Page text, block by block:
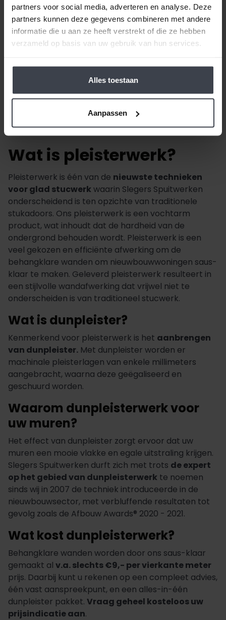
partners voor social media, adverteren en analyse. Deze
partners kunnen deze gegevens combineren met andere
informatie die u aan ze heeft verstrekt of die ze hebben
verzameld op basis van uw gebruik van hun services.
Alles toestaan
Aanpassen
Wat is pleisterwerk?
Pleisterwerk is één van de nieuwste technieken
voor glad stucwerk waarin Slegers Spuitwerken
onderscheidend is ten opzichte van traditionele
stukadoors. Ons pleisterwerk is een vochtarm
product, wat inhoudt dat de hardheid van de
ondergrond behouden wordt. Pleisterwerk is een
veel gekozen en efficiënte afwerking om de
behangklare wanden om nieuwbouwwoningen saus-
klaar te maken. Geleverd pleisterwerk resulteert in
een stijlvolle wandafwerking dat vrijwel niet te
onderscheiden is van traditioneel stucwerk.
Wat is dunpleister?
Kenmerkend voor pleisterwerk is het aanbrengen
van dunpleister. Met dunpleister worden er
machinale pleisterlagen van enkele millimeters
aangebracht, waarna deze geëgaliseerd en
geschuurd worden.
Waarom dunpleisterwerk voor
uw muren?
Het effect van dunpleister zorgt ervoor dat uw
muren een mooie vlakke en egale uitstraling krijgen.
Slegers Spuitwerken durft zich met trots de expert
op het gebied van dunpleisterwerk te noemen
sinds wij in 2007 de techniek introduceerde in de
nieuwbouwsector, met verbluffende resultaten tot
gevolg zoals de Afbouw Awards® 2020 - 2021.
Wat kost dunpleisterwerk?
Behangklare wanden worden door ons saus-klaar
gemaakt al v.a. slechts €9,- per vierkante meter
prijs. Daarbij kunt u rekenen op een compleet advies,
één vast aanspreekpunt, en een alles-in-één
dunpleister pakket. Vraag geheel kosteloos uw
prijsindicatie aan.